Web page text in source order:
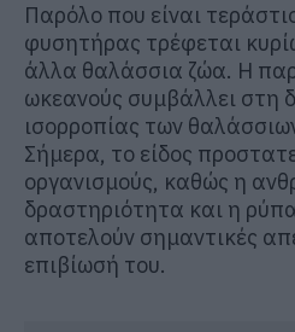
Παρόλο που είναι
φυσητήρας τρέφεται
άλλα θαλάσσια ζώα. Η
ωκεανούς συμβάλλει στη
ισορροπίας των
Σήμερα, το είδος
οργανισμούς, καθώς η
δραστηριότητα και η
αποτελούν σημαντικές
επιβίωσή του.